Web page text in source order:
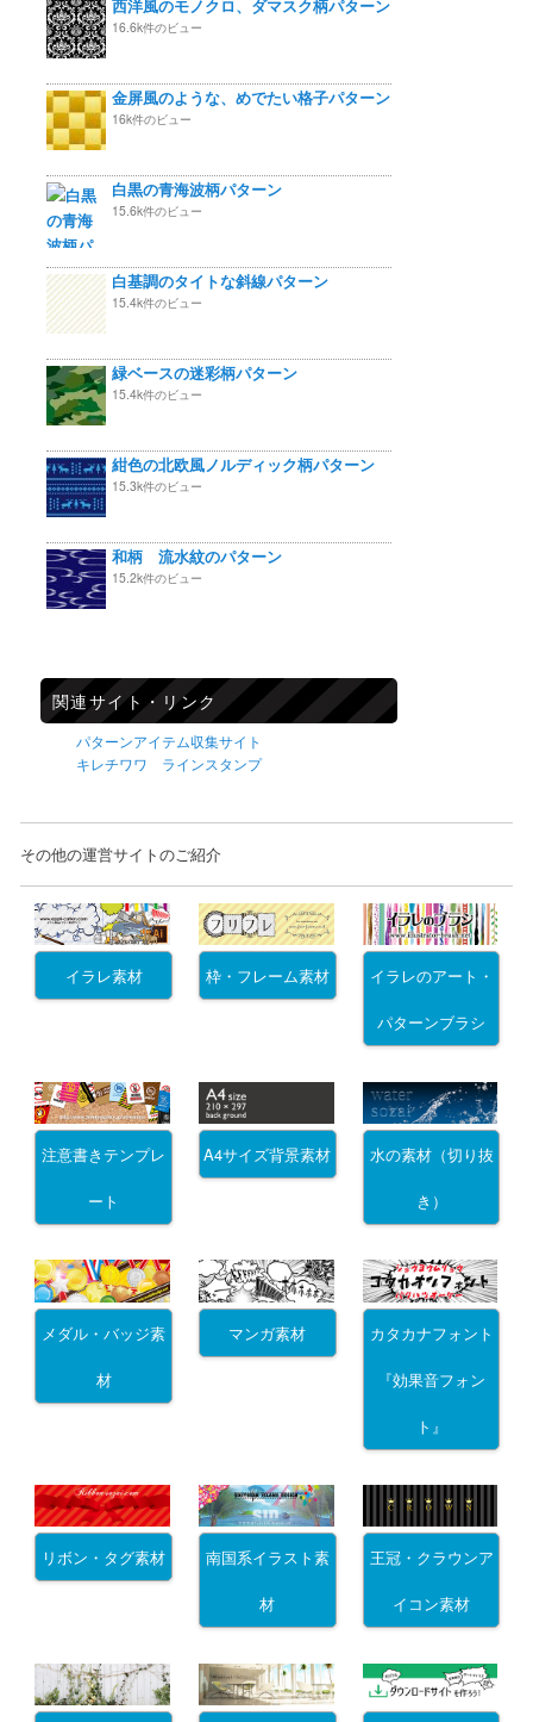
西洋風のモノクロ、ダマスク柄パターン
16.6k件のビュー
金屏風のような、めでたい格子パターン
16k件のビュー
白黒の青海波柄パターン
15.6k件のビュー
白基調のタイトな斜線パターン
15.4k件のビュー
緑ベースの迷彩柄パターン
15.4k件のビュー
紺色の北欧風ノルディック柄パターン
15.3k件のビュー
和柄 流水紋のパターン
15.2k件のビュー
関連サイト・リンク
パターンアイテム収集サイト
キレチワワ ラインスタンプ
その他の運営サイトのご紹介
イラレ素材 枠・フレーム素材 イラレのアート・
パターンブラシ
注意書きテンプレ
ート
A4サイズ背景素材 水の素材（切り抜
き）
メダル・バッジ素
材
マンガ素材 カタカナフォント
『効果音フォン
ト』
リボン・タグ素材 南国系イラスト素
材
王冠・クラウンア
イコン素材